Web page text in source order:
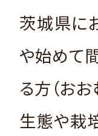
茨城県に
や始めて
る方（お
生態や栽